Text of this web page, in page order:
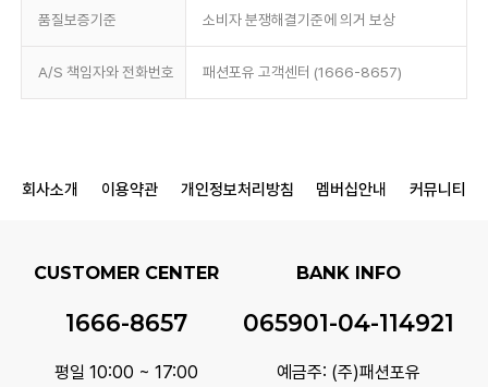
품질보증기준 소비자 분쟁해결기준에 의거 보상
A/S 책임자와 전화번호 패션포유 고객센터 (1666-8657)
회사소개 이용약관 개인정보처리방침 멤버십안내 커뮤니티
CUSTOMER CENTER
1666-8657
평일 10:00 ~ 17:00
BANK INFO
065901-04-114921
예금주: (주)패션포유